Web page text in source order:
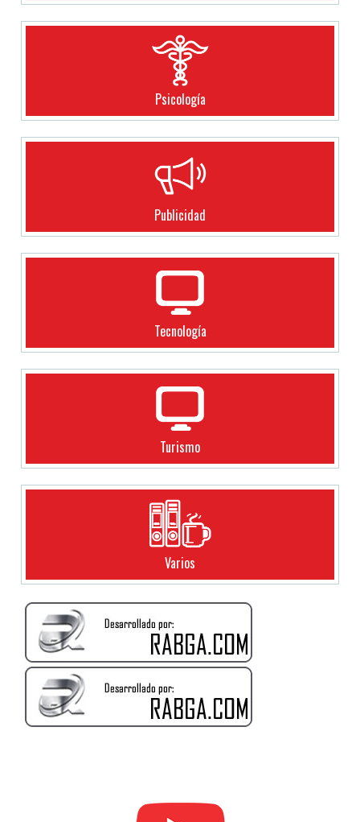
Psicología
Publicidad
Tecnología
Turismo
Varios